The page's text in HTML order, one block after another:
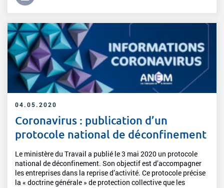
04.05.2020
Coronavirus : publication d’un
protocole national de déconfinement
Le ministère du Travail a publié le 3 mai 2020 un protocole
national de déconfinement. Son objectif est d’accompagner
les entreprises dans la reprise d’activité. Ce protocole précise
la « doctrine générale » de protection collective que les